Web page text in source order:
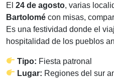
El 24 de agosto, varias
Bartolomé con misas,
Es una festividad donde el
hospitalidad de los pueblos
Tipo: Fiesta patronal
Lugar: Regiones del sur